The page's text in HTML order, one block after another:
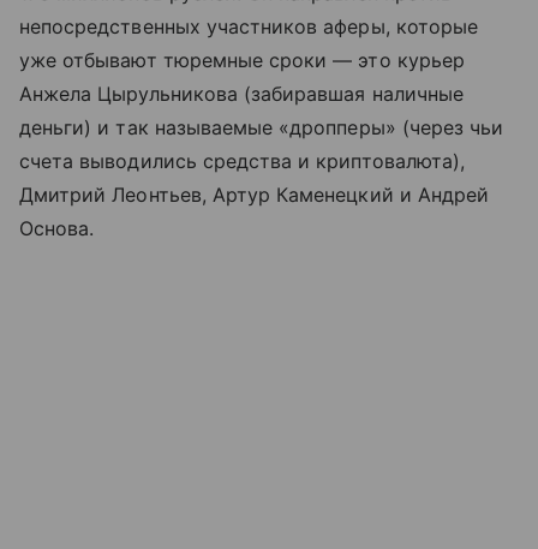
непосредственных участников аферы, которые
уже отбывают тюремные сроки — это курьер
Анжела Цырульникова (забиравшая наличные
деньги) и так называемые «дропперы» (через чьи
счета выводились средства и криптовалюта),
Дмитрий Леонтьев, Артур Каменецкий и Андрей
Основа.